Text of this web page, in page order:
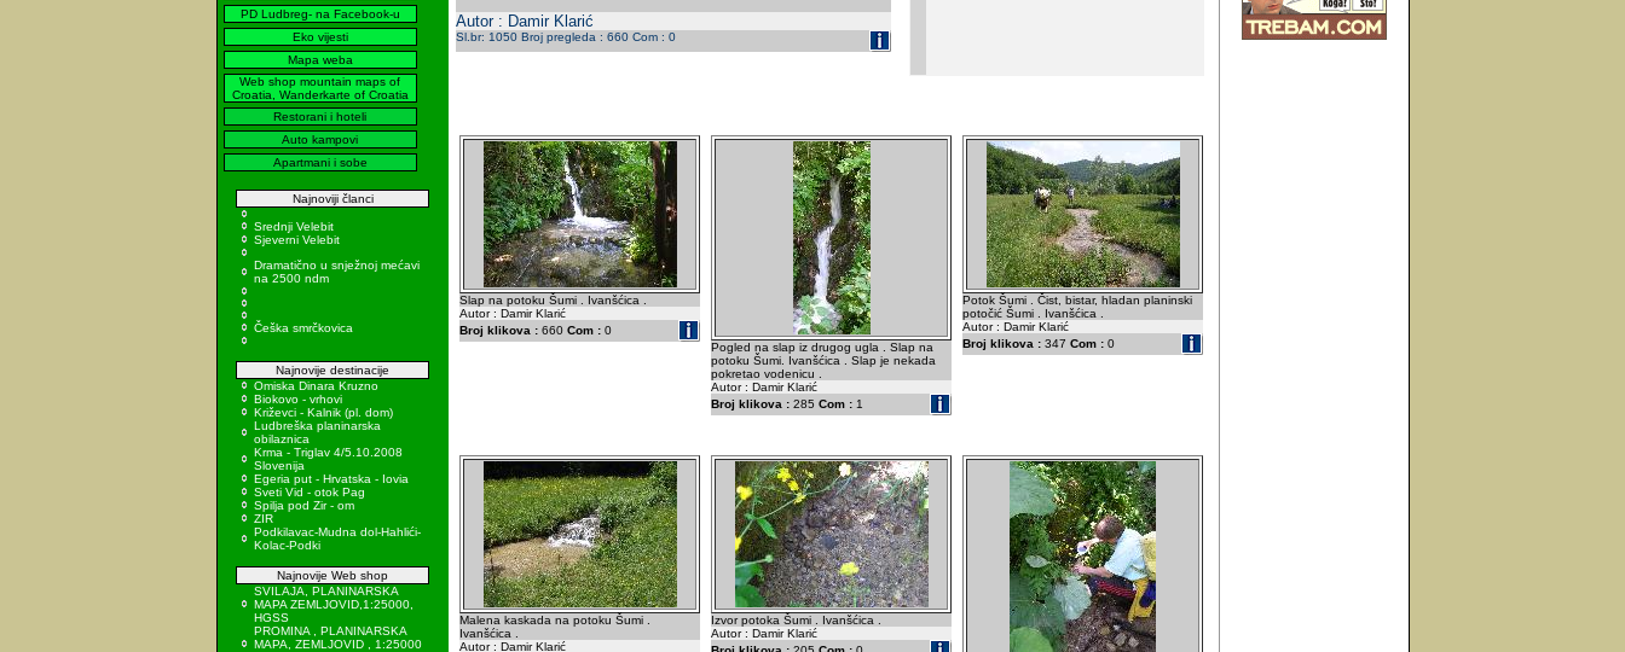
PD Ludbreg- na Facebook-u
Eko vijesti
Mapa weba
Web shop mountain maps of
Croatia, Wanderkarte of Croatia
Restorani i hoteli
Auto kampovi
Apartmani i sobe
Najnoviji članci
Srednji Velebit
Sjeverni Velebit
Dramatično u snježnoj mećavi
na 2500 ndm
Češka smrčkovica
Najnovije destinacije
Omiska Dinara Kruzno
Biokovo - vrhovi
Križevci - Kalnik (pl. dom)
Ludbreška planinarska
obilaznica
Krma - Triglav 4/5.10.2008
Slovenija
Egeria put - Hrvatska - Iovia
Sveti Vid - otok Pag
Spilja pod Zir - om
ZIR
Podkilavac-Mudna dol-Hahlići-
Kolac-Podki
Najnovije Web shop
SVILAJA, PLANINARSKA
MAPA ZEMLJOVID,1:25000,
HGSS
PROMINA , PLANINARSKA
MAPA, ZEMLJOVID , 1:25000
Autor : Damir Klarić
Sl.br: 1050 Broj pregleda : 660 Com : 0
Slap na potoku Šumi . Ivanšćica .
Autor : Damir Klarić
Broj klikova : 660 Com : 0
Pogled na slap iz drugog ugla . Slap na
potoku Šumi. Ivanšćica . Slap je nekada
pokretao vodenicu .
Autor : Damir Klarić
Broj klikova : 285 Com : 1
Potok Šumi . Čist, bistar, hladan planinski
potočić Šumi . Ivanšćica .
Autor : Damir Klarić
Broj klikova : 347 Com : 0
Malena kaskada na potoku Šumi .
Ivanšćica .
Autor : Damir Klarić
Izvor potoka Šumi . Ivanšćica .
Autor : Damir Klarić